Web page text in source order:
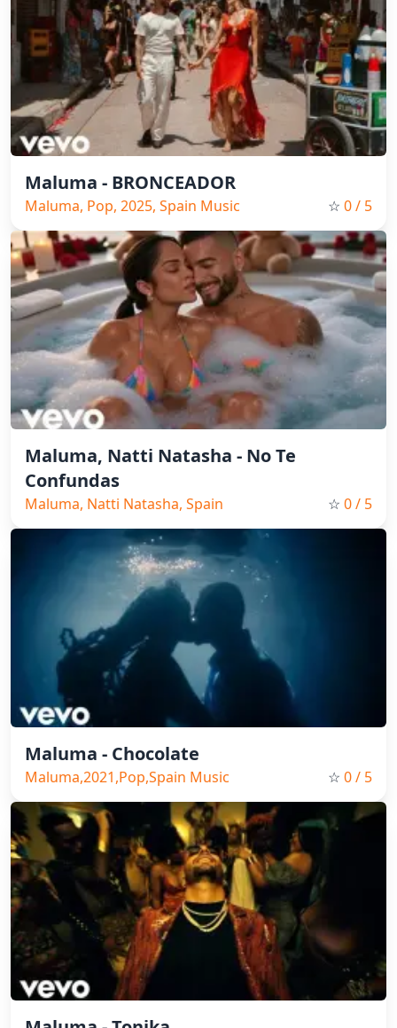
Maluma - BRONCEADOR
Maluma, Pop, 2025, Spain Music ☆ 0/ 5
Maluma, Natti Natasha - No Te
Confundas
Maluma, Natti Natasha, Spain
Music, Pop, 2025
☆ 0/ 5
Maluma - Chocolate
Maluma,2021,Pop,Spain Music ☆ 0/ 5